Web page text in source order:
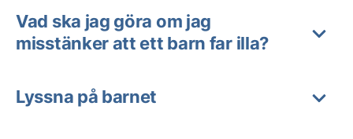
Vad ska jag göra om jag
misstänker att ett barn far illa?
Lyssna på barnet